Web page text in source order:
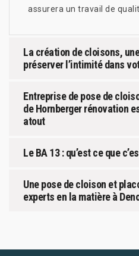
assurera un travail de
La création de cloisons,
préserver l’intimité dans
Entreprise de pose de
de Hornberger rénovation
atout
Le BA 13 : qu’est ce que
Une pose de cloison et
experts en la matière à